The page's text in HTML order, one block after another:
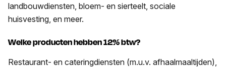
landbouwdiensten, bloem- en sierteelt, sociale
huisvesting, en meer.
Welke producten hebben 12% btw?
Restaurant- en cateringdiensten (m.u.v. afhaalmaaltijden),